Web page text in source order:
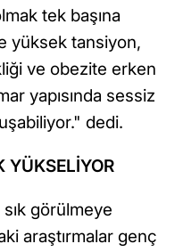
tek başına
yüksek tansiyon,
ve obezite erken
yapısında sessiz
dedi.
YÜKSELİYOR
görülmeye
araştırmalar genç